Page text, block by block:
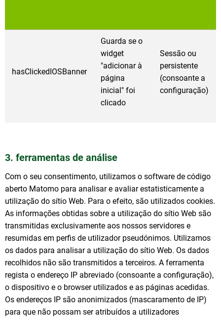
hasClickedIOSBanner
Guarda se o
widget
"adicionar à
página
inicial" foi
clicado
Sessão ou
persistente
(consoante a
configuração)
3. ferramentas de análise
Com o seu consentimento, utilizamos o software de código
aberto Matomo para analisar e avaliar estatisticamente a
utilização do sítio Web. Para o efeito, são utilizados cookies.
As informações obtidas sobre a utilização do sítio Web são
transmitidas exclusivamente aos nossos servidores e
resumidas em perfis de utilizador pseudónimos. Utilizamos
os dados para analisar a utilização do sítio Web. Os dados
recolhidos não são transmitidos a terceiros. A ferramenta
regista o endereço IP abreviado (consoante a configuração),
o dispositivo e o browser utilizados e as páginas acedidas.
Os endereços IP são anonimizados (mascaramento de IP)
para que não possam ser atribuídos a utilizadores